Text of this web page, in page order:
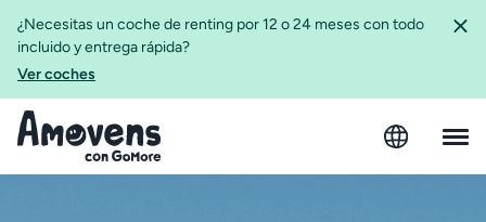
¿Necesitas un coche de renting por 12 o 24 meses con todo
incluido y entrega rápida?
Ver coches